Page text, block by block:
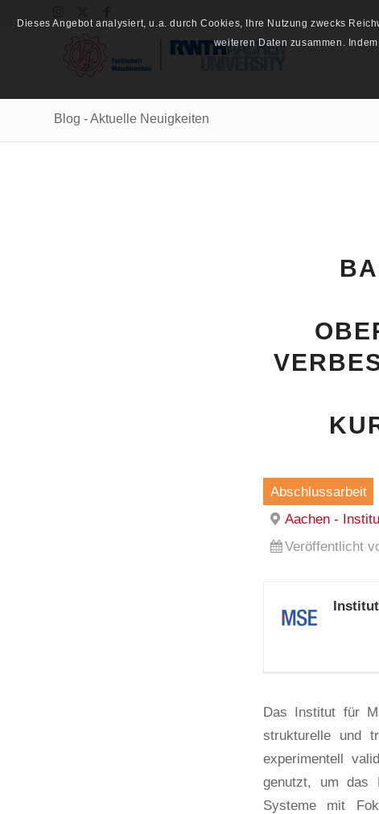
Blog - Aktuelle Neuigkeiten
Abschlussarbeit
Aachen -
Veröffentlicht
Das Institut für
strukturelle und
experimentell
genutzt, um das
Systeme mit
Dieses Angebot analysiert, u.a. durch Cookies, Ihre Nutzung zwecks
weiteren Daten zusammen.